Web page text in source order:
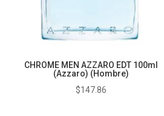
CHROME MEN AZZARO EDT 100ml
(Azzaro) (Hombre)
$147.86